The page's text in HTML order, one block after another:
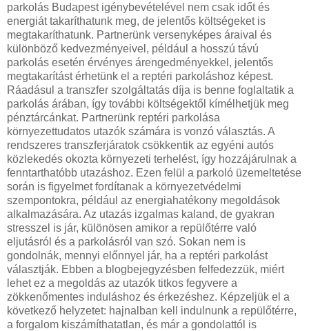
parkolás Budapest igénybevételével nem csak időt és
energiát takaríthatunk meg, de jelentős költségeket is
megtakaríthatunk. Partnerünk versenyképes áraival és
különböző kedvezményeivel, például a hosszú távú
parkolás esetén érvényes árengedményekkel, jelentős
megtakarítást érhetünk el a reptéri parkoláshoz képest.
Ráadásul a transzfer szolgáltatás díja is benne foglaltatik a
parkolás árában, így további költségektől kímélhetjük meg
pénztárcánkat. Partnerünk reptéri parkolása
környezettudatos utazók számára is vonzó választás. A
rendszeres transzferjáratok csökkentik az egyéni autós
közlekedés okozta környezeti terhelést, így hozzájárulnak a
fenntarthatóbb utazáshoz. Ezen felül a parkoló üzemeltetése
során is figyelmet fordítanak a környezetvédelmi
szempontokra, például az energiahatékony megoldások
alkalmazására. Az utazás izgalmas kaland, de gyakran
stresszel is jár, különösen amikor a repülőtérre való
eljutásról és a parkolásról van szó. Sokan nem is
gondolnák, mennyi előnnyel jár, ha a reptéri parkolást
választják. Ebben a blogbejegyzésben felfedezzük, miért
lehet ez a megoldás az utazók titkos fegyvere a
zökkenőmentes induláshoz és érkezéshez. Képzeljük el a
következő helyzetet: hajnalban kell indulnunk a repülőtérre,
a forgalom kiszámíthatatlan, és már a gondolattól is